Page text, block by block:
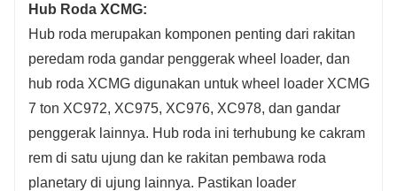
Hub Roda XCMG:
Hub roda merupakan komponen penting dari rakitan
peredam roda gandar penggerak wheel loader, dan
hub roda XCMG digunakan untuk wheel loader XCMG
7 ton XC972, XC975, XC976, XC978, dan gandar
penggerak lainnya. Hub roda ini terhubung ke cakram
rem di satu ujung dan ke rakitan pembawa roda
planetary di ujung lainnya. Pastikan loader